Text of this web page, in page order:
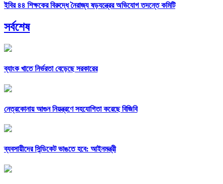
ইবির ৪৪ শিক্ষকের বিরুদ্ধে নৈরাজ্য ষড়যন্ত্রের অভিযোগ তদন্তে কমিটি
সর্বশেষ
ব্যাংক খাতে নির্ভরতা বেড়েছে সরকারের
নেত্রকোনায় আগুন নিয়ন্ত্রণে সহযোগিতা করেছে বিজিবি
ব্যবসায়ীদের সিন্ডিকেট ভাঙতে হবে: আইনমন্ত্রী